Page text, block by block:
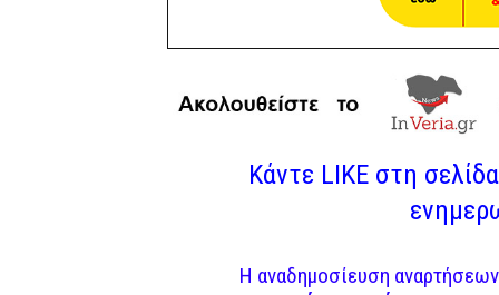
Κάντε LIKE στη
Η αναδημοσίευση